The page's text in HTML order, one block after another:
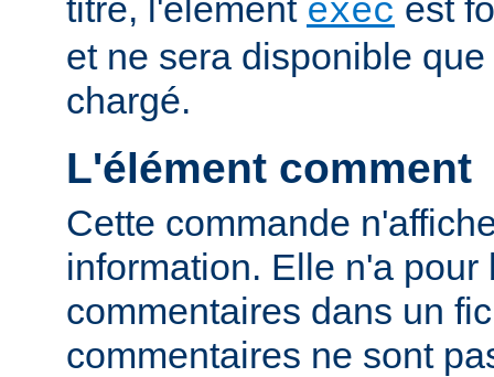
titre, l'élément exec est
et ne sera disponible
chargé.
L'élément comment
Cette commande
information. Elle n'a pour
commentaires dans un
commentaires ne sont